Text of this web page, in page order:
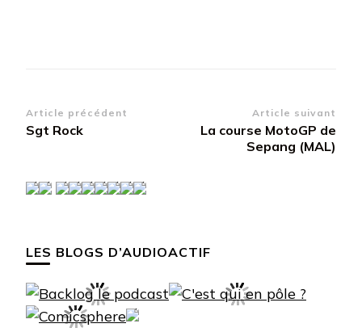
Navigation
d’article
Article précédent
Sgt Rock
Article suivant
La course MotoGP de
Sepang (MAL)
LES BLOGS D’AUDIOACTIF